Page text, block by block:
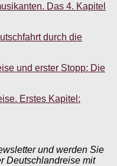
Das 4. Kapitel
durch die
und erster Stopp: Die
Erstes Kapitel:
und werden Sie
Deutschlandreise mit